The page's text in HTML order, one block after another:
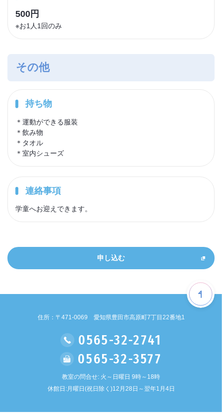
500円
※お1人1回のみ
その他
持ち物
＊運動ができる服装
＊飲み物
＊タオル
＊室内シューズ
連絡事項
学童へお迎えできます。
申し込む
住所：〒471-0069 愛知県豊田市高原町7丁目22番地1
0565-32-2741
0565-32-3577
教室の問合せ: 火～日曜日 9時～18時
休館日:月曜日(祝日除く)12月28日～翌年1月4日